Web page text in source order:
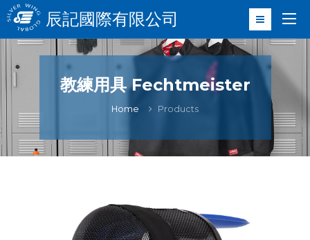
辰記國際有限公司
教練用具 Fechtmeister
Home Products